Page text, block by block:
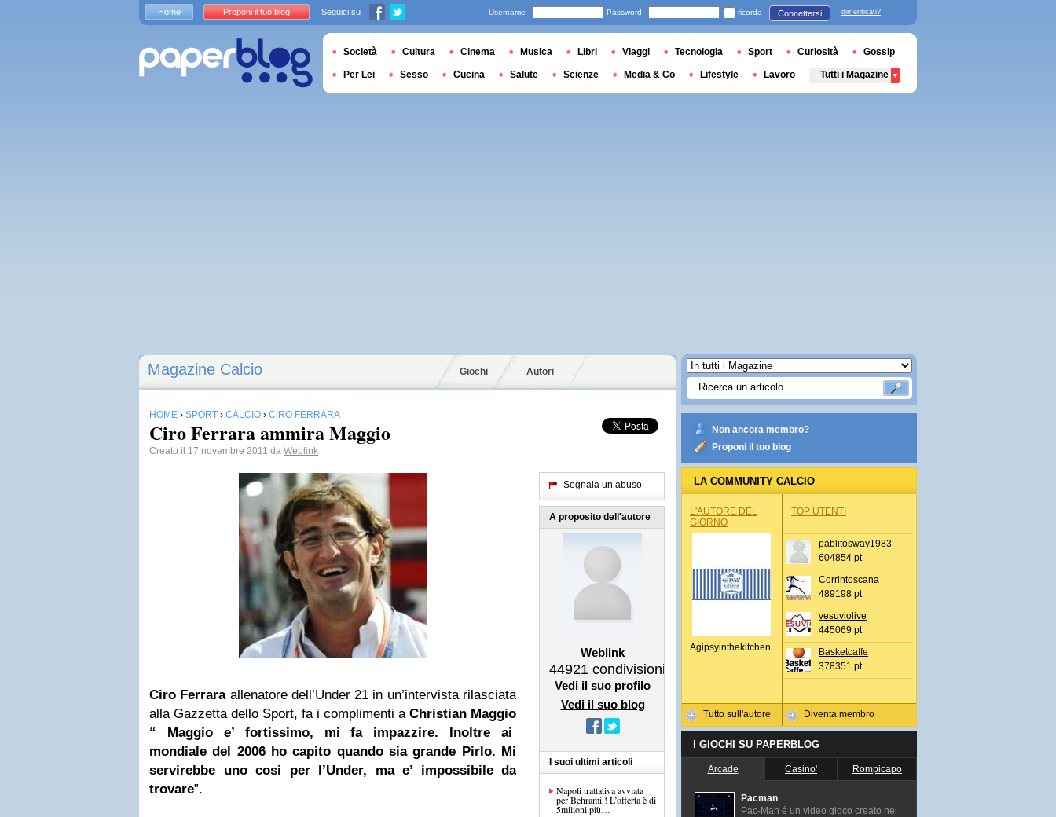
Magazine Calcio Giochi Autori
HOME › SPORT › CALCIO › CIRO FERRARA
Ciro Ferrara ammira Maggio
Creato il 17 novembre 2011 da Weblink
Ciro Ferraraallenatore dell’Under 21 in un’intervista rilasciata
alla Gazzetta dello Sport, fa i complimenti a Christian Maggio
“ Maggio e’ fortissimo, mi fa impazzire. Inoltre ai
mondiale del 2006 ho capito quando sia grande Pirlo. Mi
servirebbe uno cosi per l’Under, ma e’ impossibile da
trovare”.
Segnala un abuso
A proposito dell'autore
Weblink
44921 condivisioni
Vedi il suo profilo
Vedi il suo blog
I suoi ultimi articoli
Napoli trattativa avviata
per Behrami ! L’offerta è di
5milioni più…
Non ancora membro?
Proponi il tuo blog
LA COMMUNITY CALCIO
L'AUTORE DEL
GIORNO
Agipsyinthekitchen
Tutto sull'autore
TOP UTENTI
pablitosway1983
604854 pt
Corrintoscana
489198 pt
vesuviolive
445069 pt
Basketcaffe
378351 pt
Diventa membro
I GIOCHI SU PAPERBLOG
Arcade Casino' Rompicapo
Pacman
Pac-Man é un video gioco creato nel
Home Proponi il tuo blog Seguici su Username Password ricorda Connettersi dimenticati?
Società Cultura Cinema Musica Libri Viaggi Tecnologia Sport Curiosità Gossip
Per Lei Sesso Cucina Salute Scienze Media & Co Lifestyle Lavoro Tutti i Magazine